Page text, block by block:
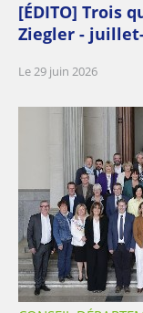
[ÉDITO] Trois
Ziegler -
Le 29 juin 2026